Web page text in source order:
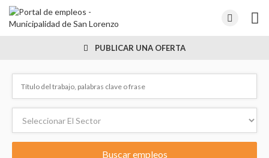
PUBLICAR UNA OFERTA